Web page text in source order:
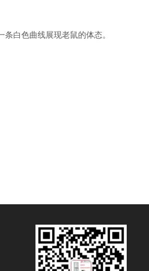
白色曲线展现老鼠的体态。